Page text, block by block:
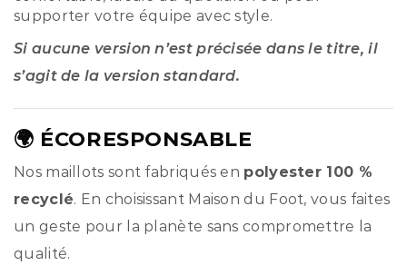
supporter votre équipe avec style.
Si aucune version n’est précisée dans le titre, il
s’agit de la version standard.
🌍 ÉCORESPONSABLE
Nos maillots sont fabriqués en polyester 100 %
recyclé. En choisissant Maison du Foot, vous faites
un geste pour la planète sans compromettre la
qualité.